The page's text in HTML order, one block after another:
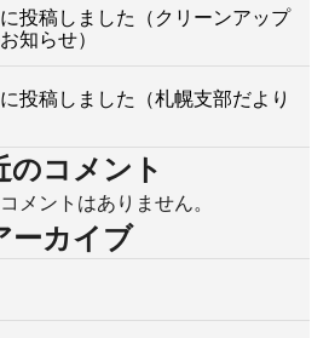
投稿しました（クリーンアップ
知らせ）
投稿しました（札幌支部だより
のコメント
メントはありません。
ーカイブ